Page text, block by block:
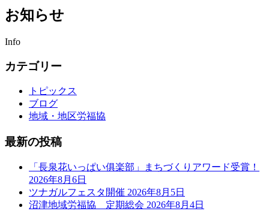
お知らせ
Info
カテゴリー
トピックス
ブログ
地域・地区労福協
最新の投稿
「長泉花いっぱい俱楽部」まちづくりアワード受賞！
2026年8月6日
ツナガルフェスタ開催 2026年8月5日
沼津地域労福協 定期総会 2026年8月4日